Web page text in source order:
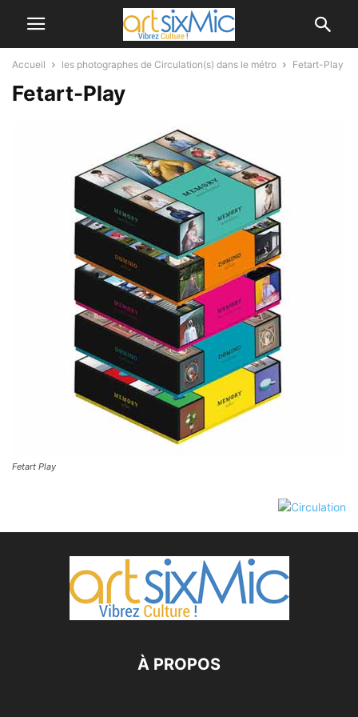
Accueil les photographes de Circulation(s) dans le métro Fetart-Play
Fetart-Play
Fetart Play
À PROPOS